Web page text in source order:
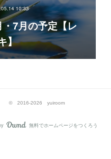
10:33
・7月の予定【レ
】
© 2016-2026 yuiroom
AmebaOwnd
無料でホームページをつくろう